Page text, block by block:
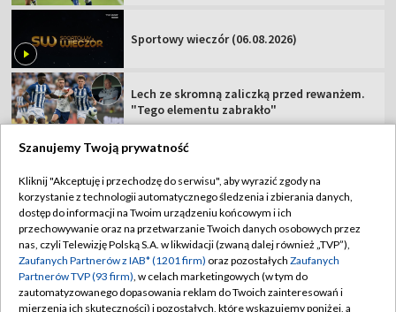
Sportowy wieczór (06.08.2026)
Lech ze skromną zaliczką przed rewanżem.
"Tego elementu zabrakło"
TVP
Abonament TVP
Sklep TVP
Biuro Reklamy
Regulamin TVP
Polityka prywatności
Moje zgody
Szanujemy Twoją prywatność
Kliknij "Akceptuję i przechodzę do serwisu", aby wyrazić zgody na
korzystanie z technologii automatycznego śledzenia i zbierania danych,
dostęp do informacji na Twoim urządzeniu końcowym i ich
przechowywanie oraz na przetwarzanie Twoich danych osobowych przez
nas, czyli Telewizję Polską S.A. w likwidacji (zwaną dalej również „TVP”),
Zaufanych Partnerów z IAB* (1201 firm) oraz pozostałych Zaufanych
Partnerów TVP (93 firm), w celach marketingowych (w tym do
zautomatyzowanego dopasowania reklam do Twoich zainteresowań i
mierzenia ich skuteczności) i pozostałych, które wskazujemy poniżej, a